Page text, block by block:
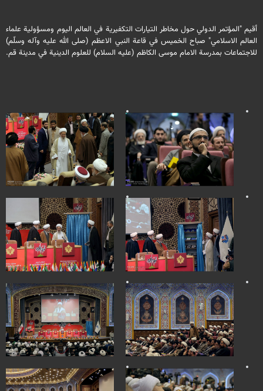
أقيم "المؤتمر الدولي حول مخاطر التيارات التكفيرية في العالم اليوم ومسؤولية علماء
العالم الاسلامي" صباح الخميس في قاعة النبي الاعظم (صلى الله عليه وآله وسلّم)
للاجتماعات بمدرسة الامام موسى الكاظم (عليه السلام) للعلوم الدينية في مدينة قم.